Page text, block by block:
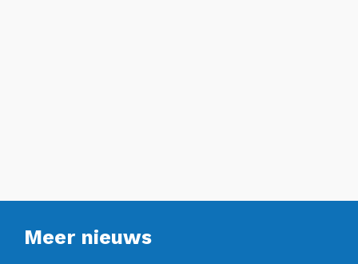
Meer nieuws